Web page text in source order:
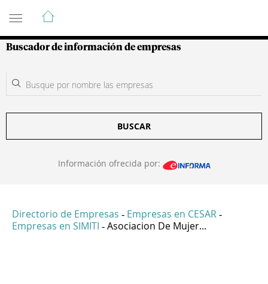
Guía de Empresas Colombianas
Buscador de información de empresas
BUSCAR
Información ofrecida por:
Directorio de Empresas - Empresas en CESAR -
Empresas en SIMITI - Asociacion De Mujer...